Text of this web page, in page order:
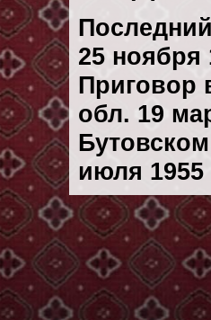
25 ноября
Приговор
обл. 19
июля 1955